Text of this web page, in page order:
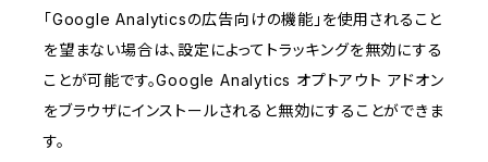
「Google Analyticsの広告向けの機能」を使用されること
を望まない場合は、設定によってトラッキングを無効にする
ことが可能です。Google Analytics オプトアウト アドオン
をブラウザにインストールされると無効にすることができま
す。